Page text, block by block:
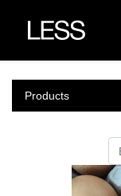
Products